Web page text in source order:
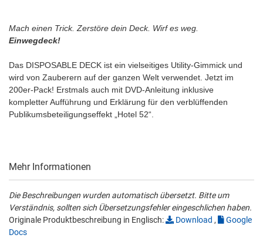
Mach einen Trick. Zerstöre dein Deck. Wirf es weg.
Einwegdeck!
Das DISPOSABLE DECK ist ein vielseitiges Utility-Gimmick und
wird von Zauberern auf der ganzen Welt verwendet. Jetzt im
200er-Pack! Erstmals auch mit DVD-Anleitung inklusive
kompletter Aufführung und Erklärung für den verblüffenden
Publikumsbeteiligungseffekt „Hotel 52“.
Mehr Informationen
Die Beschreibungen wurden automatisch übersetzt. Bitte um
Verständnis, sollten sich Übersetzungsfehler eingeschlichen haben.
Originale Produktbeschreibung in Englisch:
Download ,
Google
Docs